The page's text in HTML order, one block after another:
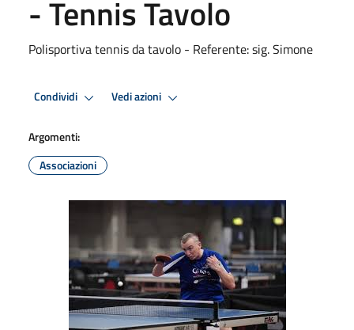
- Tennis Tavolo
Polisportiva tennis da tavolo - Referente: sig. Simone
Condividi Vedi azioni
Argomenti:
Associazioni